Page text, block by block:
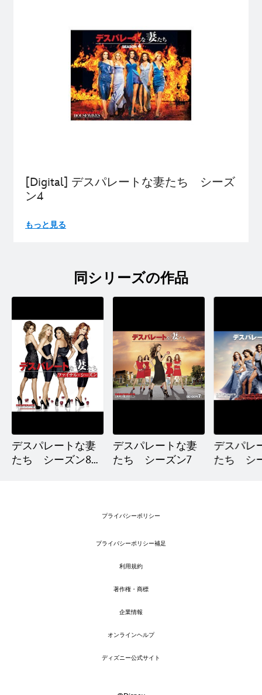
[Digital] デスパレートな妻たち シーズ
ン4
もっと見る
同シリーズの作品
デスパレートな妻
たち シーズン8＜
デスパレートな妻
たち シーズン7
デスパレ
たち シ
プライバシーポリシー
プライバシーポリシー補足
利用規約
著作権・商標
企業情報
オンラインヘルプ
ディズニー公式サイト